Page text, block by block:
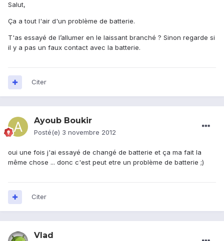
Salut,
Ça a tout l'air d'un problème de batterie.
T'as essayé de l’allumer en le laissant branché ? Sinon regarde si
il y a pas un faux contact avec la batterie.
Citer
Ayoub Boukir
Posté(e) 3 novembre 2012
oui une fois j'ai essayé de changé de batterie et ça ma fait la
même chose ... donc c'est peut etre un problème de batterie ;)
Citer
Vlad